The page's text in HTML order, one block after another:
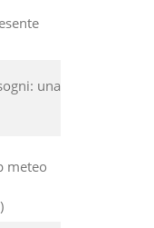
una
meteo